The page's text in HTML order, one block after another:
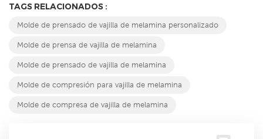
TAGS RELACIONADOS :
Molde de prensado de vajilla de melamina personalizado
Molde de prensa de vajilla de melamina
Molde de prensado de vajilla de melamina
Molde de compresión para vajilla de melamina
Molde de compresa de vajilla de melamina